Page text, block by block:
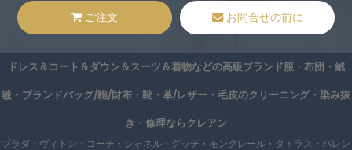
ご注文 お問合せの前に
ドレス＆コート＆ダウン＆スーツ＆着物などの高級ブランド服・布団・絨
毯・ブランドバッグ/鞄/財布・靴・革/レザー・毛皮のクリーニング・染み抜
き・修理ならクレアン
プラダ・ヴィトン・コーチ・シャネル・グッチ・モンクレール・タトラス・バレン